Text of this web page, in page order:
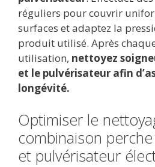
réguliers pour couvrir
surfaces et adaptez la
produit utilisé. Après
utilisation, nettoyez
et le pulvérisateur afin
longévité.
Optimiser le
combinaison
et pulvérisateur